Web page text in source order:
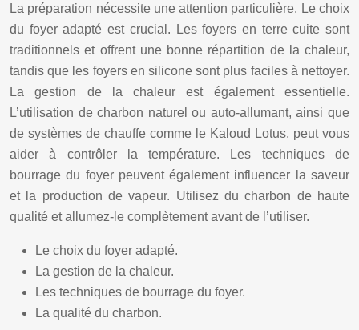
La préparation nécessite une attention particulière. Le choix
du foyer adapté est crucial. Les foyers en terre cuite sont
traditionnels et offrent une bonne répartition de la chaleur,
tandis que les foyers en silicone sont plus faciles à nettoyer.
La gestion de la chaleur est également essentielle.
L’utilisation de charbon naturel ou auto-allumant, ainsi que
de systèmes de chauffe comme le Kaloud Lotus, peut vous
aider à contrôler la température. Les techniques de
bourrage du foyer peuvent également influencer la saveur
et la production de vapeur. Utilisez du charbon de haute
qualité et allumez-le complètement avant de l’utiliser.
Le choix du foyer adapté.
La gestion de la chaleur.
Les techniques de bourrage du foyer.
La qualité du charbon.